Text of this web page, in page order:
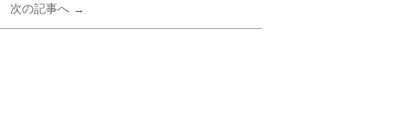
次の記事へ →